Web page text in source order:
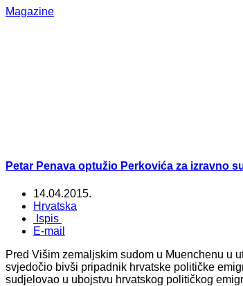
Magazine
Petar Penava optužio Perkovića za izravno
14.04.2015.
Hrvatska
Ispis
E-mail
Pred Višim zemaljskim sudom u Muenchenu u
svjedočio bivši pripadnik hrvatske političke
sudjelovao u ubojstvu hrvatskog političkog